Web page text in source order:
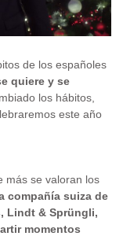
de los españoles
quiere y se
los hábitos,
este año
más se valoran los
compañía suiza de
Lindt & Sprüngli,
momentos